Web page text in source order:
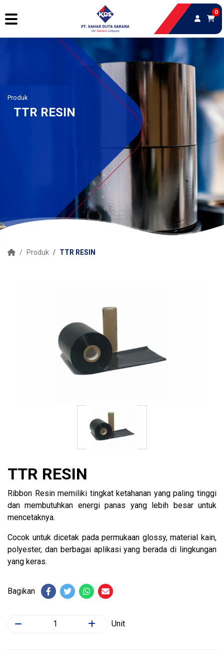
0
Produk
TTR RESIN
Produk TTR RESIN
TTR RESIN
Ribbon Resin memiliki tingkat ketahanan yang paling tinggi
dan membutuhkan energi panas yang lebih besar untuk
mencetaknya.
Cocok untuk dicetak pada permukaan glossy, material kain,
polyester, dan berbagai aplikasi yang berada di lingkungan
yang keras.
Bagikan
Unit